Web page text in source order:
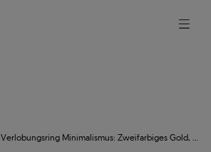
Verlobungsring Minimalismus: Zweifarbiges Gold, mit Diamant